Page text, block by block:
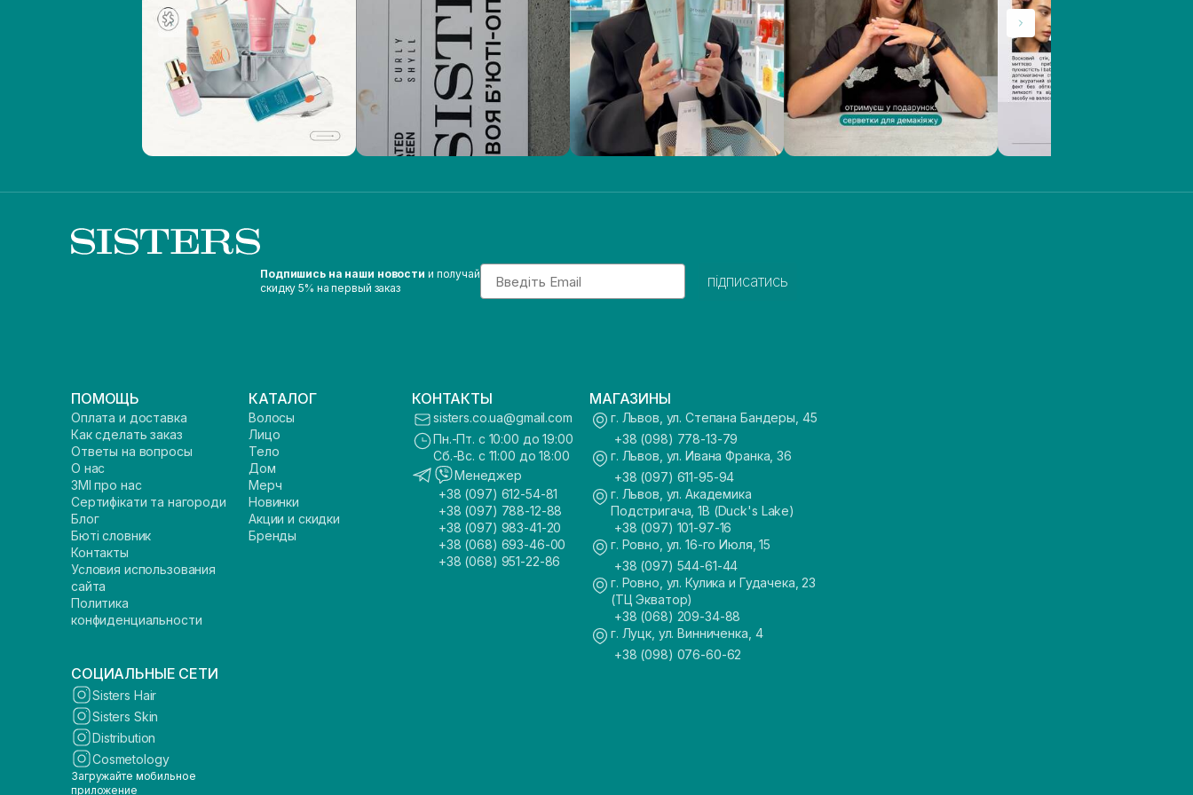
Подпишись на наши новости и получай
скидку 5% на первый заказ
Email
підписатись
ПОМОЩЬ
Оплата и доставка
Как сделать заказ
Ответы на вопросы
О нас
ЗМІ про нас
Сертифікати та нагороди
Блог
Бюті словник
Контакты
Условия использования
сайта
Политика
конфиденциальности
КАТАЛОГ
Волосы
Лицо
Тело
Дом
Мерч
Новинки
Акции и скидки
Бренды
КОНТАКТЫ
sisters.co.ua@gmail.com
Пн.-Пт. с 10:00 до 19:00
Сб.-Вс. с 11:00 до 18:00
Менеджер
+38 (097) 612-54-81
+38 (097) 788-12-88
+38 (097) 983-41-20
+38 (068) 693-46-00
+38 (068) 951-22-86
МАГАЗИНЫ
г. Львов, ул. Степана Бандеры, 45
+38 (098) 778-13-79
г. Львов, ул. Ивана Франка, 36
+38 (097) 611-95-94
г. Львов, ул. Академика
Подстригача, 1В (Duck's Lake)
+38 (097) 101-97-16
г. Ровно, ул. 16-го Июля, 15
+38 (097) 544-61-44
г. Ровно, ул. Кулика и Гудачека, 23
(ТЦ Экватор)
+38 (068) 209-34-88
г. Луцк, ул. Винниченка, 4
+38 (098) 076-60-62
СОЦИАЛЬНЫЕ СЕТИ
Sisters Hair
Sisters Skin
Distribution
Cosmetology
Загружайте мобильное
приложение